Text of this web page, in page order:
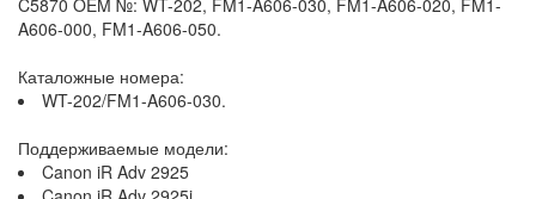
C5870 OEM №: WT-202, FM1-A606-030, FM1-A606-020, FM1-
A606-000, FM1-A606-050.
Каталожные номера:
WT-202/FM1-A606-030.
Поддерживаемые модели:
Canon iR Adv 2925